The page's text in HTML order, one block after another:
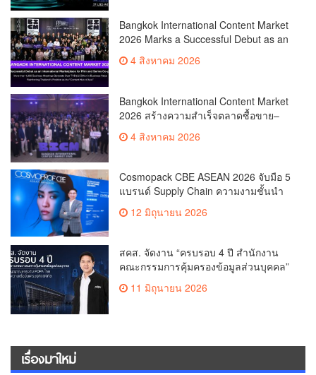
สุดพิเศษตลอดทัวร์นาเมนต์
Bangkok International Content Market
2026 Marks a Successful Debut as an
International Marketplace for Film and
Series Co-productionMore than 1,200
THB 2.2 Billion in Business
ValueReinforcing Thailand’s Position
as the “Content Hub of Asia”
4 สิงหาคม 2026
Bangkok International Content Market
2026 สร้างความสำเร็จตลาดซื้อขาย–
ระดับนานาชาติเกิดการเจรจาธุรกิจกว่า
ตอกย้ำไทยสู่ “Content Hub of Asia”
4 สิงหาคม 2026
Cosmopack CBE ASEAN 2026 จับมือ 5
แบรนด์ Supply Chain ความงามชั้นนำ
จำลอง “The Sunscreen Factory” ไฮไลต์
Bangkok 2026
12 มิถุนายน 2026
สคส. จัดงาน “ครบรอบ 4 ปี สำนักงาน
คณะกรรมการคุ้มครองข้อมูลส่วนบุคคล”
ส่งสัญญาณยกระดับ PDPA ไทย สร้าง
ความเชื่อมั่นเศรษฐกิจดิจิทัล
11 มิถุนายน 2026
เรื่องมาใหม่